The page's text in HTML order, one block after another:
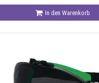
In den Warenkorb